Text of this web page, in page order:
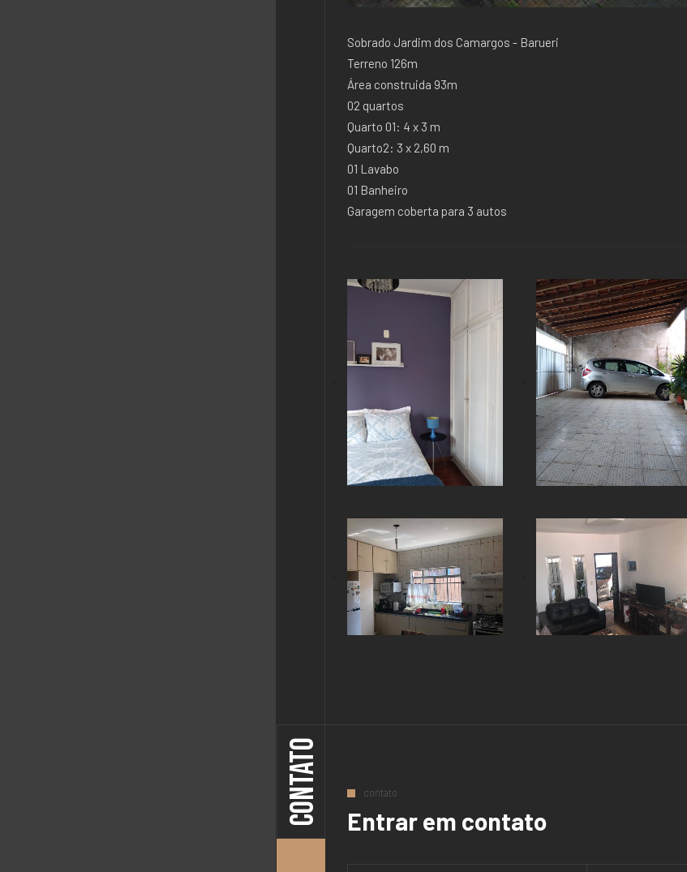
Sobrado Jardim dos Camargos - Barueri
Terreno 126m
Área construida 93m
02 quartos
Quarto 01: 4 x 3 m
Quarto2: 3 x 2,60 m
01 Lavabo
01 Banheiro
Garagem coberta para 3 autos
CONTATO contato
Entrar em contato